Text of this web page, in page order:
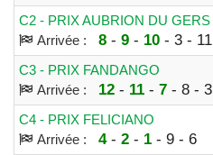
C2 - PRIX AUBRION DU GERS
Arrivée :
8- 9- 10- 3 - 11
C3 - PRIX FANDANGO
Arrivée :
12- 11 - 7- 8 - 3
C4 - PRIX FELICIANO
Arrivée :
4- 2- 1 - 9 - 6